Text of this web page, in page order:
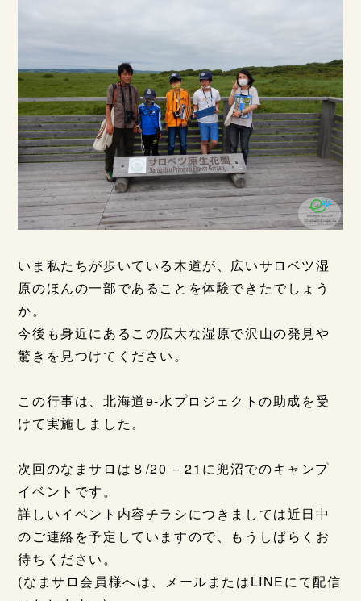
いま私たちが歩いている木道が、広いサロベツ湿
原のほんの一部であることを体験できたでしょう
か。
今後も身近にあるこの広大な湿原で沢山の発見や
驚きを見つけてください。
この行事は、北海道e-水プロジェクトの助成を受
けて実施しました。
次回のなまサロは８/20 – 21に兜沼でのキャンプ
イベントです。
詳しいイベント内容チラシにつきましては近日中
のご連絡を予定していますので、もうしばらくお
待ちください。
(なまサロ会員様へは、メールまたはLINEにて配信